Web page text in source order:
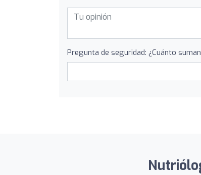
Pregunta de seguridad: ¿Cuánto